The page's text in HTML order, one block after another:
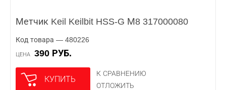
Метчик Keil Keilbit HSS-G М8 317000080
Код товара — 480226
ЦЕНА 390 РУБ.
КУПИТЬ
К СРАВНЕНИЮ
ОТЛОЖИТЬ